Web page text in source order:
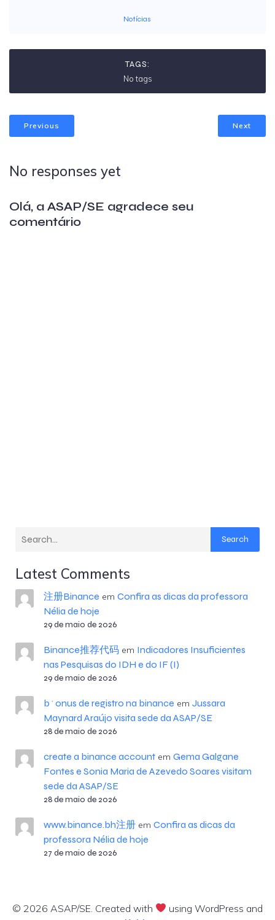
Notícias
TAGS:
No tags
Previous Next
No responses yet
Olá, a ASAP/SE agradece seu
comentário
Search
Latest Comments
注册Binance em Confira as dicas da professora
Nélia de hoje
29 de maio de 2026
Binance推荐代码em Indicadores Insuficientes
nas Pesquisas do IDH e do IF (I)
29 de maio de 2026
b^onus de registro na binance em Jussara
Maynard Araújo visita sede da ASAP/SE
28 de maio de 2026
create a binance accountem Gema Galgane
Fontes e Sonia Maria de Azevedo Soares visitam
sede da ASAP/SE
28 de maio de 2026
www.binance.bh注册em Confira as dicas da
professora Nélia de hoje
27 de maio de 2026
© 2026 ASAP/SE. Created with
using WordPress and